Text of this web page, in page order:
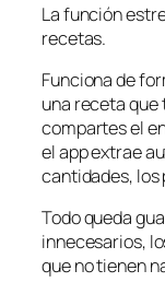
La función
recetas.
Funciona de
una receta que
compartes el
el app extrae
cantidades, los
Todo queda
innecesarios,
que no tienen